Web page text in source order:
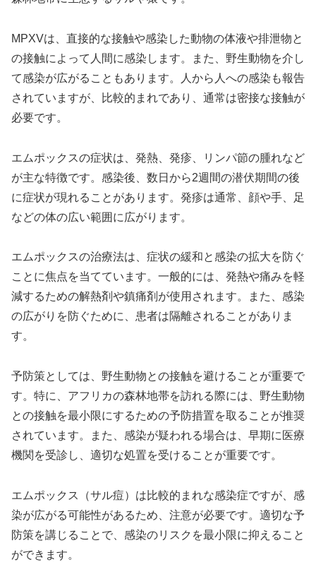
MPXVは、直接的な接触や感染した動物の体液や排泄物と
の接触によって人間に感染します。また、野生動物を介し
て感染が広がることもあります。人から人への感染も報告
されていますが、比較的まれであり、通常は密接な接触が
必要です。
エムポックスの症状は、発熱、発疹、リンパ節の腫れなど
が主な特徴です。感染後、数日から2週間の潜伏期間の後
に症状が現れることがあります。発疹は通常、顔や手、足
などの体の広い範囲に広がります。
エムポックスの治療法は、症状の緩和と感染の拡大を防ぐ
ことに焦点を当てています。一般的には、発熱や痛みを軽
減するための解熱剤や鎮痛剤が使用されます。また、感染
の広がりを防ぐために、患者は隔離されることがありま
す。
予防策としては、野生動物との接触を避けることが重要で
す。特に、アフリカの森林地帯を訪れる際には、野生動物
との接触を最小限にするための予防措置を取ることが推奨
されています。また、感染が疑われる場合は、早期に医療
機関を受診し、適切な処置を受けることが重要です。
エムポックス（サル痘）は比較的まれな感染症ですが、感
染が広がる可能性があるため、注意が必要です。適切な予
防策を講じることで、感染のリスクを最小限に抑えること
ができます。